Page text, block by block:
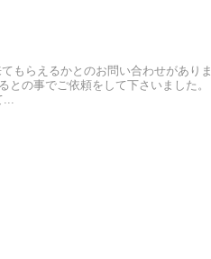
もらえるかとのお問い合わせがありま
との事でご依頼をして下さいました。
...